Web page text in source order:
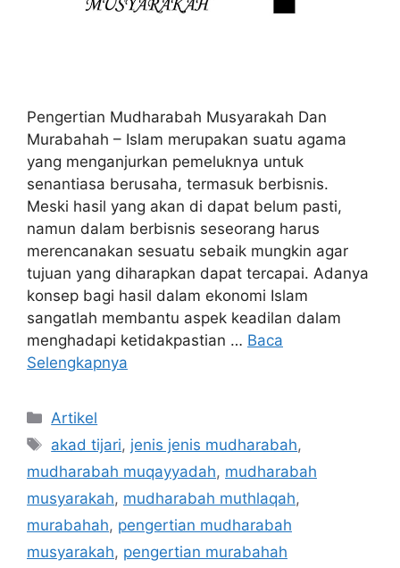
Pengertian Mudharabah Musyarakah Dan
Murabahah – Islam merupakan suatu agama
yang menganjurkan pemeluknya untuk
senantiasa berusaha, termasuk berbisnis.
Meski hasil yang akan di dapat belum pasti,
namun dalam berbisnis seseorang harus
merencanakan sesuatu sebaik mungkin agar
tujuan yang diharapkan dapat tercapai. Adanya
konsep bagi hasil dalam ekonomi Islam
sangatlah membantu aspek keadilan dalam
menghadapi ketidakpastian … Baca
Selengkapnya
Kategori
Artikel
Tag
akad tijari, jenis jenis mudharabah,
mudharabah muqayyadah, mudharabah
musyarakah, mudharabah muthlaqah,
murabahah, pengertian mudharabah
musyarakah, pengertian murabahah